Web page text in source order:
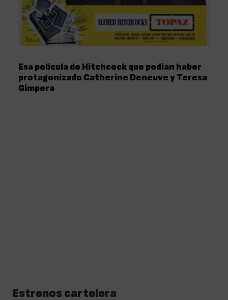
Esa película de Hitchcock que podían haber
protagonizado Catherine Deneuve y Teresa
Gimpera
Estrenos cartelera